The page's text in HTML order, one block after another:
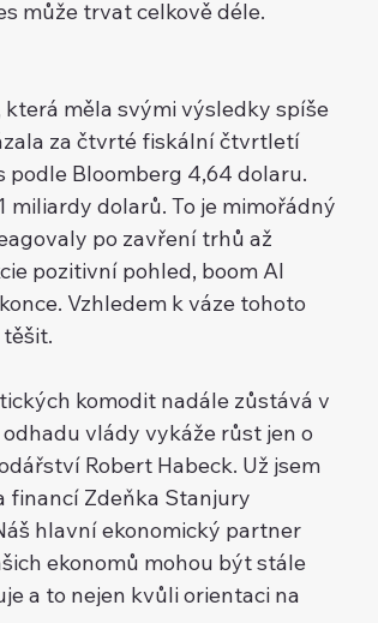
může trvat celkově déle.
měla svými výsledky spíše
za čtvrté fiskální čtvrtletí
podle Bloomberg 4,64 dolaru.
dolarů. To je mimořádný
po zavření trhů až
pozitivní pohled, boom AI
Vzhledem k váze tohoto
komodit nadále zůstává v
vlády vykáže růst jen o
Robert Habeck. Už jsem
financí Zdeňka Stanjury
hlavní ekonomický partner
ekonomů mohou být stále
a to nejen kvůli orientaci na